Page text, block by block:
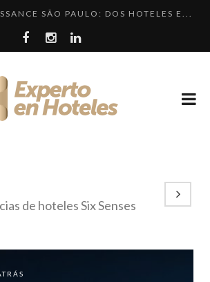
SÃO PAULO: DOS HOTELES E...
LUJOSOS DE MÉXICO QUE DEBER...
MAGNA: LUJO Y GASTRONOMÍA ...
CAROS DE PARÍS. LUJO FRANCÉ...
de hoteles Six Senses